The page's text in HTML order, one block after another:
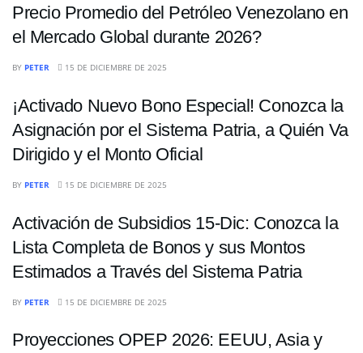
Precio Promedio del Petróleo Venezolano en
el Mercado Global durante 2026?
BY PETER 15 DE DICIEMBRE DE 2025
¡Activado Nuevo Bono Especial! Conozca la
Asignación por el Sistema Patria, a Quién Va
Dirigido y el Monto Oficial
BY PETER 15 DE DICIEMBRE DE 2025
Activación de Subsidios 15-Dic: Conozca la
Lista Completa de Bonos y sus Montos
Estimados a Través del Sistema Patria
BY PETER 15 DE DICIEMBRE DE 2025
Proyecciones OPEP 2026: EEUU, Asia y